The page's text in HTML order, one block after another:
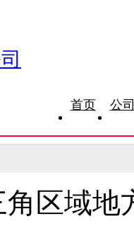
首页 公
角区域地